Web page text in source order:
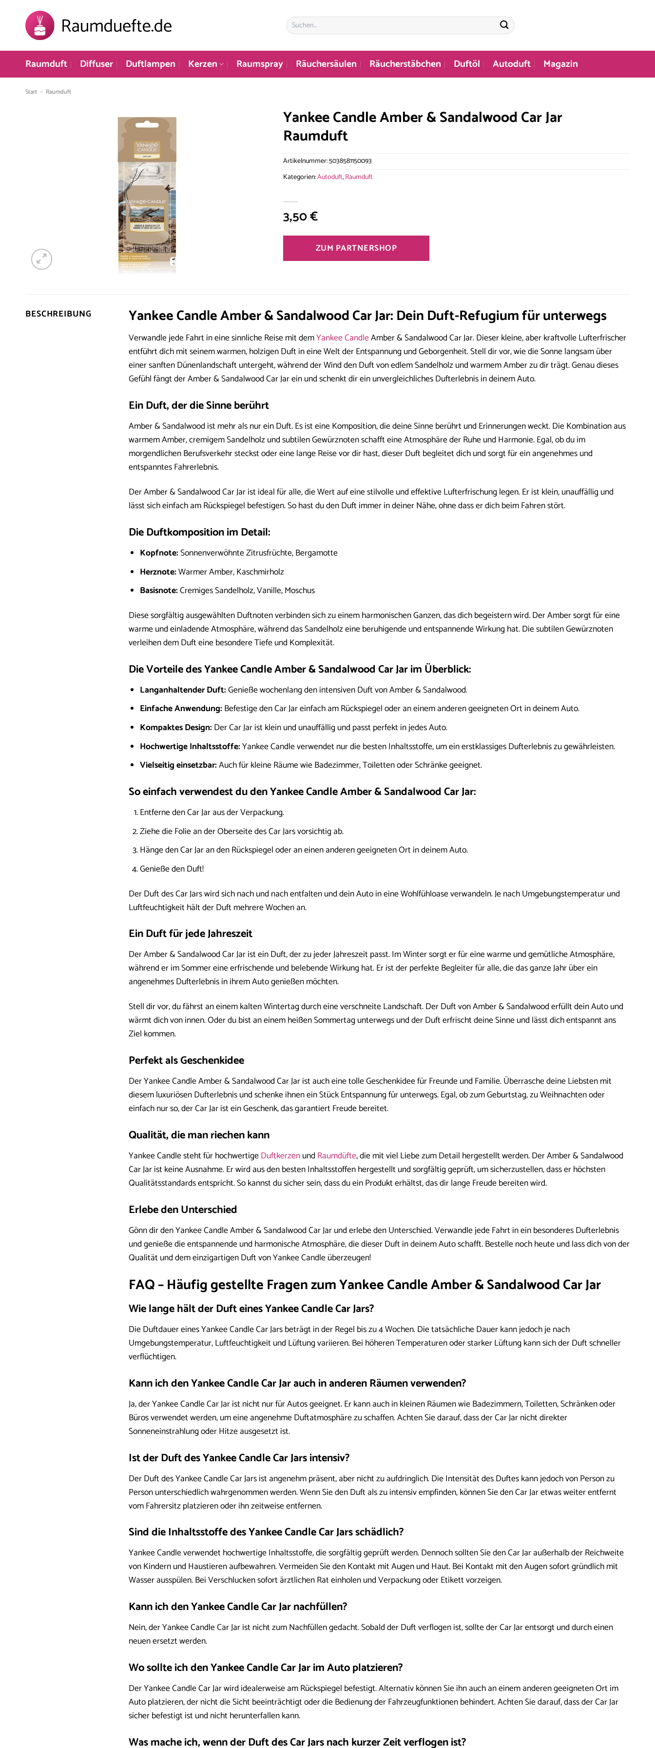
springen
Suchen
nach:
Raumduft Diffuser Duftlampen Kerzen Raumspray Räuchersäulen Räucherstäbchen Duftöl Autoduft Magazin
Start » Raumduft
Yankee Candle Amber & Sandalwood Car Jar
Raumduft
3,50€
ZUM PARTNERSHOP
Artikelnummer:5038581150093
Kategorien:Autoduft,Raumduft
BESCHREIBUNG Yankee Candle Amber & Sandalwood Car Jar: Dein Duft-Refugium für unterwegs
Verwandle jede Fahrt in eine sinnliche Reise mit demYankee CandleAmber & Sandalwood Car Jar. Dieser kleine, aber kraftvolle Lufterfrischer
entführt dich mit seinem warmen, holzigen Duft in eine Welt der Entspannung und Geborgenheit. Stell dir vor, wie die Sonne langsam über
einer sanften Dünenlandschaft untergeht, während der Wind den Duft von edlem Sandelholz und warmem Amber zu dir trägt. Genau dieses
Gefühl fängt der Amber & Sandalwood Car Jar ein und schenkt dir ein unvergleichliches Dufterlebnis in deinem Auto.
Ein Duft, der die Sinne berührt
Amber & Sandalwood ist mehr als nur ein Duft. Es ist eine Komposition, die deine Sinne berührt und Erinnerungen weckt. Die Kombination aus
warmem Amber, cremigem Sandelholz und subtilen Gewürznoten schafft eine Atmosphäre der Ruhe und Harmonie. Egal, ob du im
morgendlichen Berufsverkehr steckst oder eine lange Reise vor dir hast, dieser Duft begleitet dich und sorgt für ein angenehmes und
entspanntes Fahrerlebnis.
Der Amber & Sandalwood Car Jar ist ideal für alle, die Wert auf eine stilvolle und effektive Lufterfrischung legen. Er ist klein, unauffällig und
lässt sich einfach am Rückspiegel befestigen. So hast du den Duft immer in deiner Nähe, ohne dass er dich beim Fahren stört.
Die Duftkomposition im Detail:
Kopfnote:Sonnenverwöhnte Zitrusfrüchte, Bergamotte
Herznote:Warmer Amber, Kaschmirholz
Basisnote:Cremiges Sandelholz, Vanille, Moschus
Diese sorgfältig ausgewählten Duftnoten verbinden sich zu einem harmonischen Ganzen, das dich begeistern wird. Der Amber sorgt für eine
warme und einladende Atmosphäre, während das Sandelholz eine beruhigende und entspannende Wirkung hat. Die subtilen Gewürznoten
verleihen dem Duft eine besondere Tiefe und Komplexität.
Die Vorteile des Yankee Candle Amber & Sandalwood Car Jar im Überblick:
Langanhaltender Duft:Genieße wochenlang den intensiven Duft von Amber & Sandalwood.
Einfache Anwendung: Befestige den Car Jar einfach am Rückspiegel oder an einem anderen geeigneten Ort in deinem Auto.
Kompaktes Design: Der Car Jar ist klein und unauffällig und passt perfekt in jedes Auto.
Hochwertige Inhaltsstoffe:Yankee Candle verwendet nur die besten Inhaltsstoffe, um ein erstklassiges Dufterlebnis zu gewährleisten.
Vielseitig einsetzbar:Auch für kleine Räume wie Badezimmer, Toiletten oder Schränke geeignet.
So einfach verwendest du den Yankee Candle Amber & Sandalwood Car Jar:
Entferne den Car Jar aus der Verpackung.
Ziehe die Folie an der Oberseite des Car Jars vorsichtig ab.
Hänge den Car Jar an den Rückspiegel oder an einen anderen geeigneten Ort in deinem Auto.
Genieße den Duft!
Der Duft des Car Jars wird sich nach und nach entfalten und dein Auto in eine Wohlfühloase verwandeln. Je nach Umgebungstemperatur und
Luftfeuchtigkeit hält der Duft mehrere Wochen an.
Ein Duft für jede Jahreszeit
Der Amber & Sandalwood Car Jar ist ein Duft, der zu jeder Jahreszeit passt. Im Winter sorgt er für eine warme und gemütliche Atmosphäre,
während er im Sommer eine erfrischende und belebende Wirkung hat. Er ist der perfekte Begleiter für alle, die das ganze Jahr über ein
angenehmes Dufterlebnis in ihrem Auto genießen möchten.
Stell dir vor, du fährst an einem kalten Wintertag durch eine verschneite Landschaft. Der Duft von Amber & Sandalwood erfüllt dein Auto und
wärmt dich von innen. Oder du bist an einem heißen Sommertag unterwegs und der Duft erfrischt deine Sinne und lässt dich entspannt ans
Ziel kommen.
Perfekt als Geschenkidee
Der Yankee Candle Amber & Sandalwood Car Jar ist auch eine tolle Geschenkidee für Freunde und Familie. Überrasche deine Liebsten mit
diesem luxuriösen Dufterlebnis und schenke ihnen ein Stück Entspannung für unterwegs. Egal, ob zum Geburtstag, zu Weihnachten oder
einfach nur so, der Car Jar ist ein Geschenk, das garantiert Freude bereitet.
Qualität, die man riechen kann
Yankee Candle steht für hochwertigeDuftkerzenund Raumdüfte, die mit viel Liebe zum Detail hergestellt werden. Der Amber & Sandalwood
Car Jar ist keine Ausnahme. Er wird aus den besten Inhaltsstoffen hergestellt und sorgfältig geprüft, um sicherzustellen, dass er höchsten
Qualitätsstandards entspricht. So kannst du sicher sein, dass du ein Produkt erhältst, das dir lange Freude bereiten wird.
Erlebe den Unterschied
Gönn dir den Yankee Candle Amber & Sandalwood Car Jar und erlebe den Unterschied. Verwandle jede Fahrt in ein besonderes Dufterlebnis
und genieße die entspannende und harmonische Atmosphäre, die dieser Duft in deinem Auto schafft. Bestelle noch heute und lass dich von der
Qualität und dem einzigartigen Duft von Yankee Candle überzeugen!
FAQ – Häufig gestellte Fragen zum Yankee Candle Amber & Sandalwood Car Jar
Wie lange hält der Duft eines Yankee Candle Car Jars?
Die Duftdauer eines Yankee Candle Car Jars beträgt in der Regel bis zu 4 Wochen. Die tatsächliche Dauer kann jedoch je nach
Umgebungstemperatur, Luftfeuchtigkeit und Lüftung variieren. Bei höheren Temperaturen oder starker Lüftung kann sich der Duft schneller
verflüchtigen.
Kann ich den Yankee Candle Car Jar auch in anderen Räumen verwenden?
Ja, der Yankee Candle Car Jar ist nicht nur für Autos geeignet. Er kann auch in kleinen Räumen wie Badezimmern, Toiletten, Schränken oder
Büros verwendet werden, um eine angenehme Duftatmosphäre zu schaffen. Achten Sie darauf, dass der Car Jar nicht direkter
Sonneneinstrahlung oder Hitze ausgesetzt ist.
Ist der Duft des Yankee Candle Car Jars intensiv?
Der Duft des Yankee Candle Car Jars ist angenehm präsent, aber nicht zu aufdringlich. Die Intensität des Duftes kann jedoch von Person zu
Person unterschiedlich wahrgenommen werden. Wenn Sie den Duft als zu intensiv empfinden, können Sie den Car Jar etwas weiter entfernt
vom Fahrersitz platzieren oder ihn zeitweise entfernen.
Sind die Inhaltsstoffe des Yankee Candle Car Jars schädlich?
Yankee Candle verwendet hochwertige Inhaltsstoffe, die sorgfältig geprüft werden. Dennoch sollten Sie den Car Jar außerhalb der Reichweite
von Kindern und Haustieren aufbewahren. Vermeiden Sie den Kontakt mit Augen und Haut. Bei Kontakt mit den Augen sofort gründlich mit
Wasser ausspülen. Bei Verschlucken sofort ärztlichen Rat einholen und Verpackung oder Etikett vorzeigen.
Kann ich den Yankee Candle Car Jar nachfüllen?
Nein, der Yankee Candle Car Jar ist nicht zum Nachfüllen gedacht. Sobald der Duft verflogen ist, sollte der Car Jar entsorgt und durch einen
neuen ersetzt werden.
Wo sollte ich den Yankee Candle Car Jar im Auto platzieren?
Der Yankee Candle Car Jar wird idealerweise am Rückspiegel befestigt. Alternativ können Sie ihn auch an einem anderen geeigneten Ort im
Auto platzieren, der nicht die Sicht beeinträchtigt oder die Bedienung der Fahrzeugfunktionen behindert. Achten Sie darauf, dass der Car Jar
sicher befestigt ist und nicht herunterfallen kann.
Was mache ich, wenn der Duft des Car Jars nach kurzer Zeit verflogen ist?